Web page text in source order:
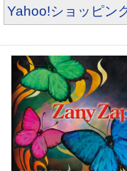
Yahoo!ショッピン
Loudly Riot